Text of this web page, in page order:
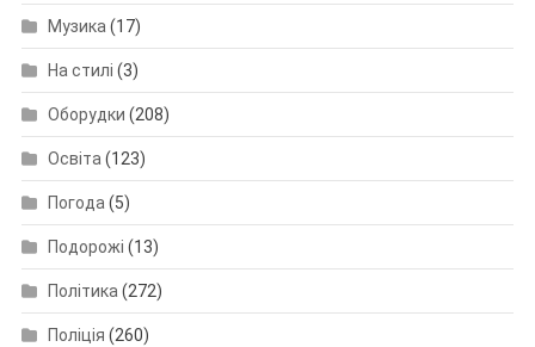
Музика (17)
На стилі (3)
Оборудки (208)
Освіта (123)
Погода (5)
Подорожі (13)
Політика (272)
Поліція (260)